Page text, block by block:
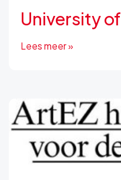
University
Lees meer »